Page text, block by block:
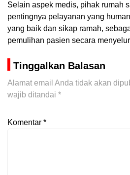
Selain aspek medis, pihak rumah
pentingnya pelayanan yang
yang baik dan sikap ramah,
pemulihan pasien secara
Tinggalkan Balasan
Alamat email Anda tidak akan
wajib ditandai *
Komentar *